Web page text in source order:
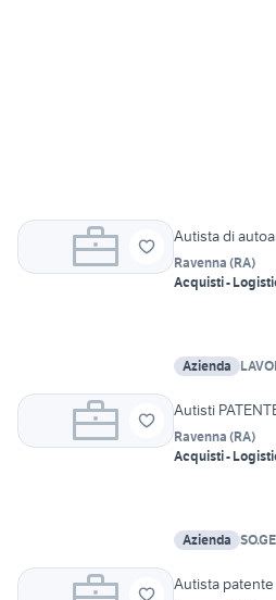
Autista di
Ravenna (RA)
Acquisti -
Azienda
Autisti
Ravenna (RA)
Acquisti -
Azienda
Autista